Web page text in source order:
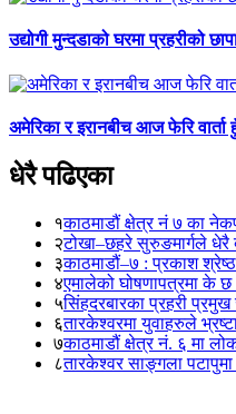
उद्योगी मुन्दडाको घरमा प्रहरीको
अमेरिका र इरानबीच आज फेरि
धेरै पढिएका
१काठमाडौं क्षेत्र नं ७ का
२टोखा–छहरे सुरुङमार्गले धेरै
३काठमाडौं–७ : प्रकाश
४एमालेको घोषणापत्रमा के छ
५सिंहदरबारका प्रहरी
६तारकेश्वरमा युवाहरुले
७काठमाडौं क्षेत्र नं. ६ मा
८तारकेश्वर साङ्गला